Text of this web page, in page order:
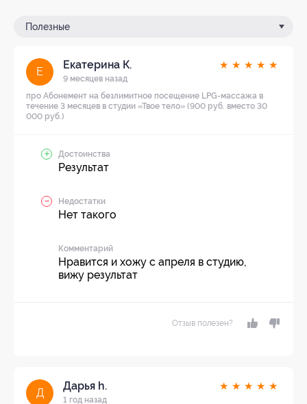
Полезные
Е
Екатерина К.
9 месяцев назад
★ ★ ★ ★ ★
про Абонемент на безлимитное посещение LPG-массажа в
течение 3 месяцев в студии «Твое тело» (900 руб. вместо 30
000 руб.)
Достоинства
Результат
Недостатки
Нет такого
Комментарий
Нравится и хожу с апреля в студию,
вижу результат
Отзыв полезен?
Д
Дарья h.
1 год назад
★ ★ ★ ★ ★